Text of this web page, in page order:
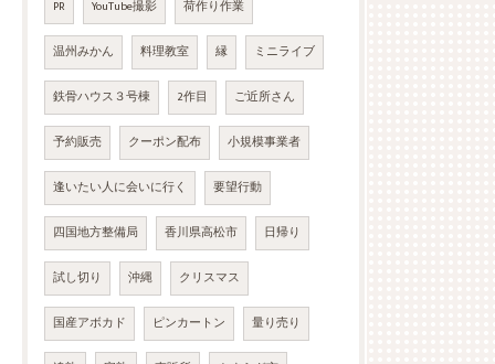
PR YouTube撮影 荷作り作業
温州みかん 料理教室 縁 ミニライブ
鉄骨ハウス３号棟 2作目 ご近所さん
予約販売 クーポン配布 小規模事業者
逢いたい人に会いに行く 要望行動
四国地方整備局 香川県高松市 日帰り
試し切り 沖縄 クリスマス
国産アボカド ピンカートン 量り売り